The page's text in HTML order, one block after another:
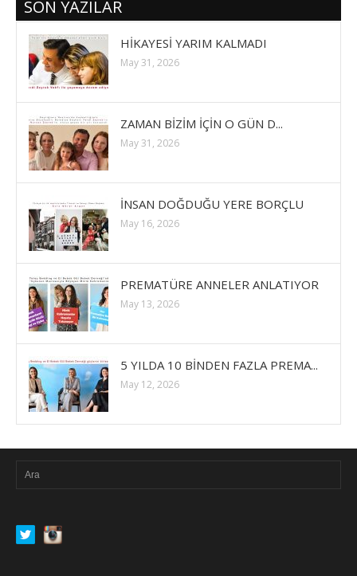
SON YAZILAR
HİKAYESİ YARIM KALMADI
May 31, 2026
ZAMAN BİZİM İÇİN O GÜN D...
May 31, 2026
İNSAN DOĞDUĞU YERE BORÇLU
May 16, 2026
PREMATÜRE ANNELER ANLATIYOR
May 13, 2026
5 YILDA 10 BİNDEN FAZLA PREMA...
May 12, 2026